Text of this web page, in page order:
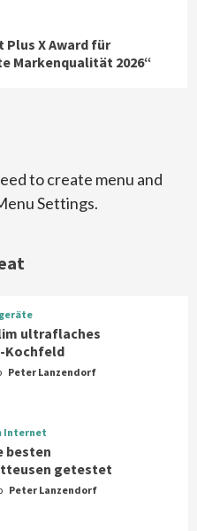
X Award für
Markenqualität 2026“
immer mehr auf
Induktions-
Heißluftfritteusen
to create menu and
Settings.
ultraflaches
Kochfeld
Peter Lanzendorf
Internet
besten
getestet
Peter Lanzendorf